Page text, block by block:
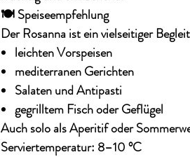
🍽️ Speiseempfehlung
Der Rosanna ist ein vielseitiger
leichten Vorspeisen
mediterranen Gerichten
Salaten und Antipasti
gegrilltem Fisch oder Geflügel
Auchsolo als Aperitif oder
Serviertemperatur: 8–10 °C